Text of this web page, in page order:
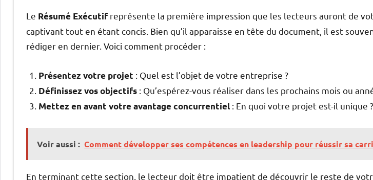
Le Résumé Exécutifreprésente la première impression que les lecteurs auront de
captivant tout en étant concis. Bien qu’il apparaisse en tête du document, il est
rédiger en dernier. Voici comment procéder :
Présentez votre projet : Quel est l’objet de votre entreprise ?
Définissez vos objectifs : Qu’espérez-vous réaliser dans les prochains mois ou
Mettez en avant votre avantage concurrentiel : En quoi votre projet est-il unique ?
Voir aussi : Comment développer ses compétences en leadership pour réussir sa
En terminant cette section, le lecteur doit être impatient de découvrir le reste de